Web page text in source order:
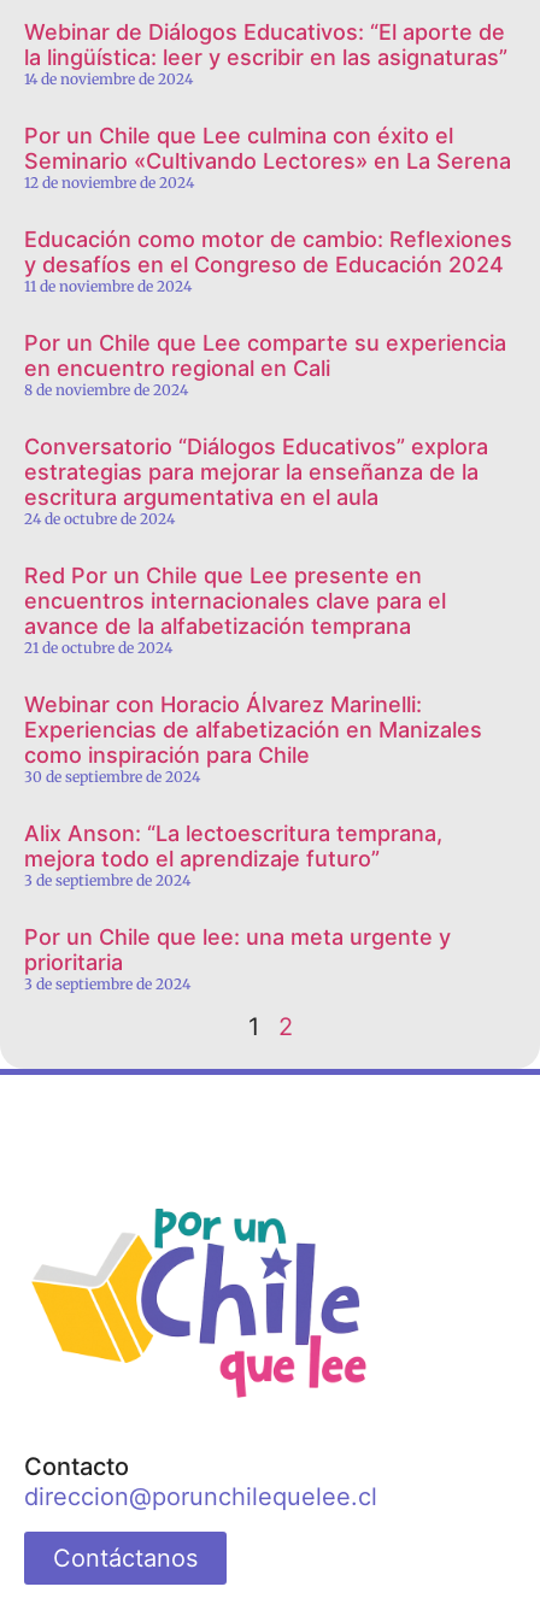
Webinar de Diálogos Educativos: “El aporte de
la lingüística: leer y escribir en las asignaturas”
14 de noviembre de 2024
Por un Chile que Lee culmina con éxito el
Seminario «Cultivando Lectores» en La Serena
12 de noviembre de 2024
Educación como motor de cambio: Reflexiones
y desafíos en el Congreso de Educación 2024
11 de noviembre de 2024
Por un Chile que Lee comparte su experiencia
en encuentro regional en Cali
8 de noviembre de 2024
Conversatorio “Diálogos Educativos” explora
estrategias para mejorar la enseñanza de la
escritura argumentativa en el aula
24 de octubre de 2024
Red Por un Chile que Lee presente en
encuentros internacionales clave para el
avance de la alfabetización temprana
21 de octubre de 2024
Webinar con Horacio Álvarez Marinelli:
Experiencias de alfabetización en Manizales
como inspiración para Chile
30 de septiembre de 2024
Alix Anson: “La lectoescritura temprana,
mejora todo el aprendizaje futuro”
3 de septiembre de 2024
Por un Chile que lee: una meta urgente y
prioritaria
3 de septiembre de 2024
1 2
Contacto
direccion@porunchilequelee.cl
Contáctanos